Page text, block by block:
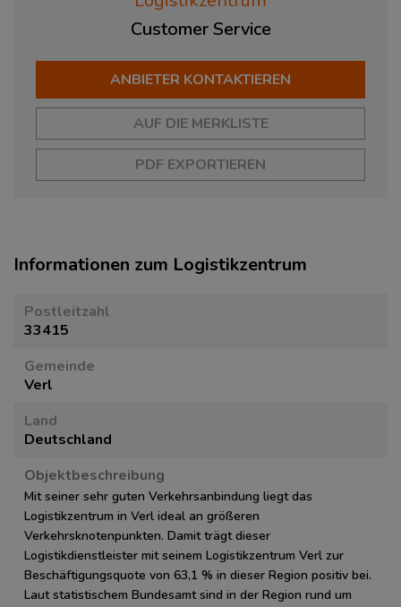
Customer Service
ANBIETER KONTAKTIEREN
AUF DIE MERKLISTE
PDF EXPORTIEREN
Informationen zum Logistikzentrum
Postleitzahl
33415
Gemeinde
Verl
Land
Deutschland
Objektbeschreibung
Mit seiner sehr guten Verkehrsanbindung liegt das
Logistikzentrum in Verl ideal an größeren
Verkehrsknotenpunkten. Damit trägt dieser
Logistikdienstleister mit seinem Logistikzentrum Verl zur
Beschäftigungsquote von 63,1 % in dieser Region positiv bei.
Laut statistischem Bundesamt sind in der Region rund um